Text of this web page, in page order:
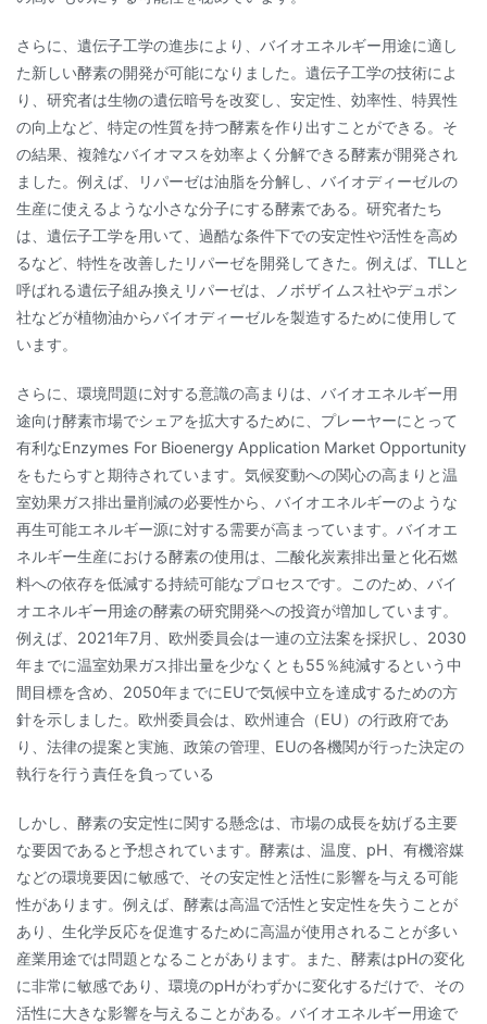
さらに、遺伝子工学の進歩により、バイオエネルギー用途に適し
た新しい酵素の開発が可能になりました。遺伝子工学の技術によ
り、研究者は生物の遺伝暗号を改変し、安定性、効率性、特異性
の向上など、特定の性質を持つ酵素を作り出すことができる。そ
の結果、複雑なバイオマスを効率よく分解できる酵素が開発され
ました。例えば、リパーゼは油脂を分解し、バイオディーゼルの
生産に使えるような小さな分子にする酵素である。研究者たち
は、遺伝子工学を用いて、過酷な条件下での安定性や活性を高め
るなど、特性を改善したリパーゼを開発してきた。例えば、TLLと
呼ばれる遺伝子組み換えリパーゼは、ノボザイムス社やデュポン
社などが植物油からバイオディーゼルを製造するために使用して
います。
さらに、環境問題に対する意識の高まりは、バイオエネルギー用
途向け酵素市場でシェアを拡大するために、プレーヤーにとって
有利なEnzymes For Bioenergy Application Market Opportunity
をもたらすと期待されています。気候変動への関心の高まりと温
室効果ガス排出量削減の必要性から、バイオエネルギーのような
再生可能エネルギー源に対する需要が高まっています。バイオエ
ネルギー生産における酵素の使用は、二酸化炭素排出量と化石燃
料への依存を低減する持続可能なプロセスです。このため、バイ
オエネルギー用途の酵素の研究開発への投資が増加しています。
例えば、2021年7月、欧州委員会は一連の立法案を採択し、2030
年までに温室効果ガス排出量を少なくとも55％純減するという中
間目標を含め、2050年までにEUで気候中立を達成するための方
針を示しました。欧州委員会は、欧州連合（EU）の行政府であ
り、法律の提案と実施、政策の管理、EUの各機関が行った決定の
執行を行う責任を負っている
しかし、酵素の安定性に関する懸念は、市場の成長を妨げる主要
な要因であると予想されています。酵素は、温度、pH、有機溶媒
などの環境要因に敏感で、その安定性と活性に影響を与える可能
性があります。例えば、酵素は高温で活性と安定性を失うことが
あり、生化学反応を促進するために高温が使用されることが多い
産業用途では問題となることがあります。また、酵素はpHの変化
に非常に敏感であり、環境のpHがわずかに変化するだけで、その
活性に大きな影響を与えることがある。バイオエネルギー用途で